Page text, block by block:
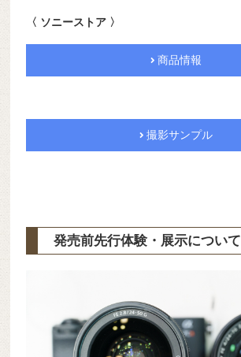
〈 ソニーストア 〉
商品情報
撮影サンプル
発売前先行体験・展示について